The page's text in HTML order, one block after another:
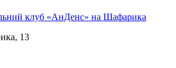
клуб «АнДенс» на Шафарика
13